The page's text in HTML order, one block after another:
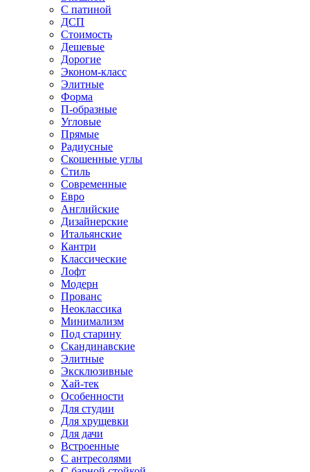
С патиной
ДСП
Стоимость
Дешевые
Дорогие
Эконом-класс
Элитные
Форма
П-образные
Угловые
Прямые
Радиусные
Скошенные углы
Стиль
Современные
Евро
Английские
Дизайнерские
Итальянские
Кантри
Классические
Лофт
Модерн
Прованс
Неоклассика
Минимализм
Под старину
Скандинавские
Элитные
Эксклюзивные
Хай-тек
Особенности
Для студии
Для хрущевки
Для дачи
Встроенные
С антресолями